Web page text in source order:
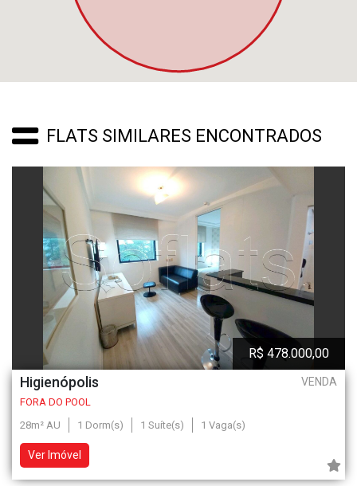
FLATS SIMILARES ENCONTRADOS
Higienópolis VENDA
R$ 478.000,00
FORA DO POOL
28m² AU
1 Dorm(s) 1 Suíte(s) 1 Vaga(s)
Ver Imóvel